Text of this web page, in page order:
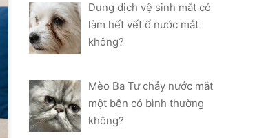
Dung dịch vệ sinh mắt có
làm hết vết ố nước mắt
không?
Mèo Ba Tư chảy nước mắt
một bên có bình thường
không?